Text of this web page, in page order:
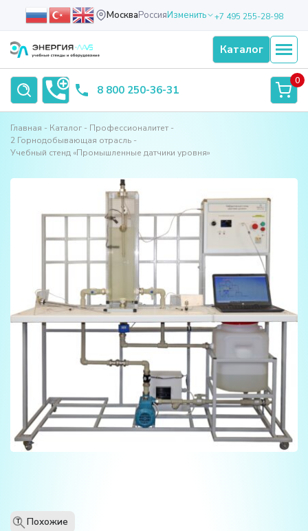
МоскваРоссияИзменить +7 495 255-28-98
Каталог
8 800 250-36-31
0
Главная Каталог
Профессионалитет
2 Горнодобывающая отрасль
Учебный стенд «Промышленные датчики уровня»
T Похожие